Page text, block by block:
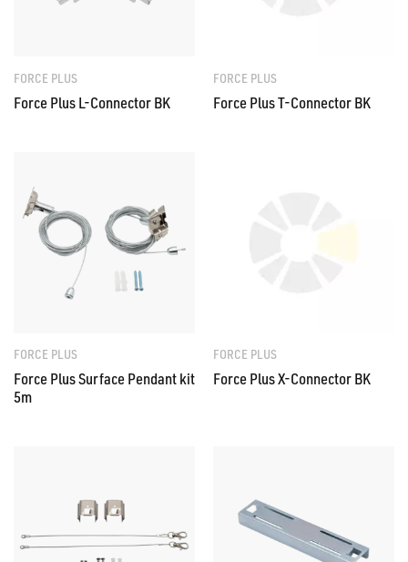
FORCE PLUS
Force Plus L-Connector BK
FORCE PLUS
Force Plus T-Connector BK
FORCE PLUS
Force Plus Surface Pendant kit
5m
FORCE PLUS
Force Plus X-Connector BK